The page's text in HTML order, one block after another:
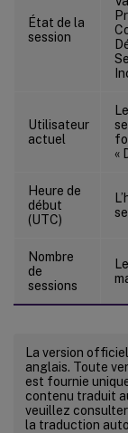
État de la
session
Utilisateur
actuel
«
Heure de
début
(UTC)
Nombre
de
sessions
La version
anglais. Toute
est fournie
contenu traduit
veuillez
la traduction